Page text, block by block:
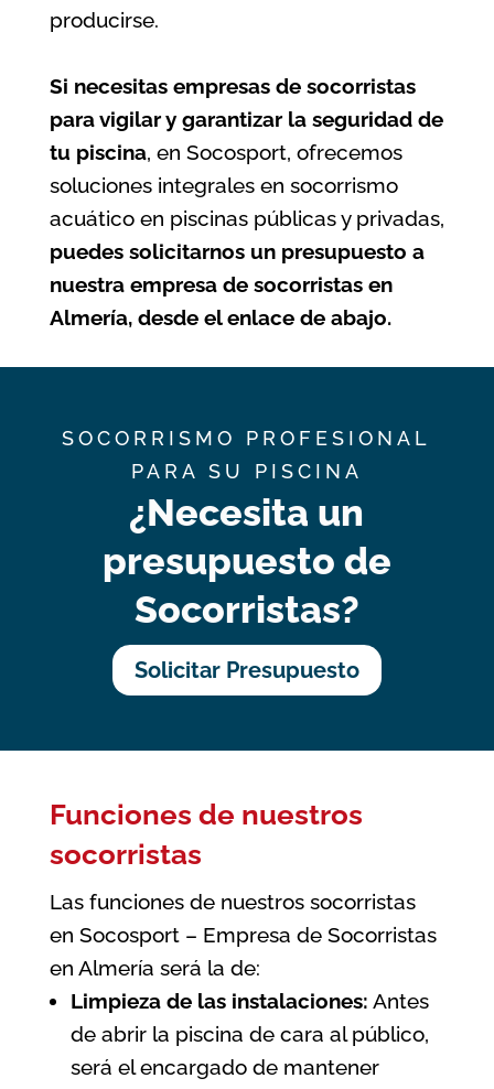
producirse.
Si necesitas empresas de socorristas
para vigilar y garantizar la seguridad de
tu piscina, en Socosport, ofrecemos
soluciones integrales en socorrismo
acuático en piscinas públicas y privadas,
puedes solicitarnos un presupuesto a
nuestra empresa de socorristas en
Almería, desde el enlace de abajo.
SOCORRISMO PROFESIONAL
PARA SU PISCINA
¿Necesita un
presupuesto de
Socorristas?
Solicitar Presupuesto
Funciones de nuestros
socorristas
Las funciones de nuestros socorristas
en Socosport – Empresa de Socorristas
en Almería será la de:
Limpieza de las instalaciones: Antes
de abrir la piscina de cara al público,
será el encargado de mantener